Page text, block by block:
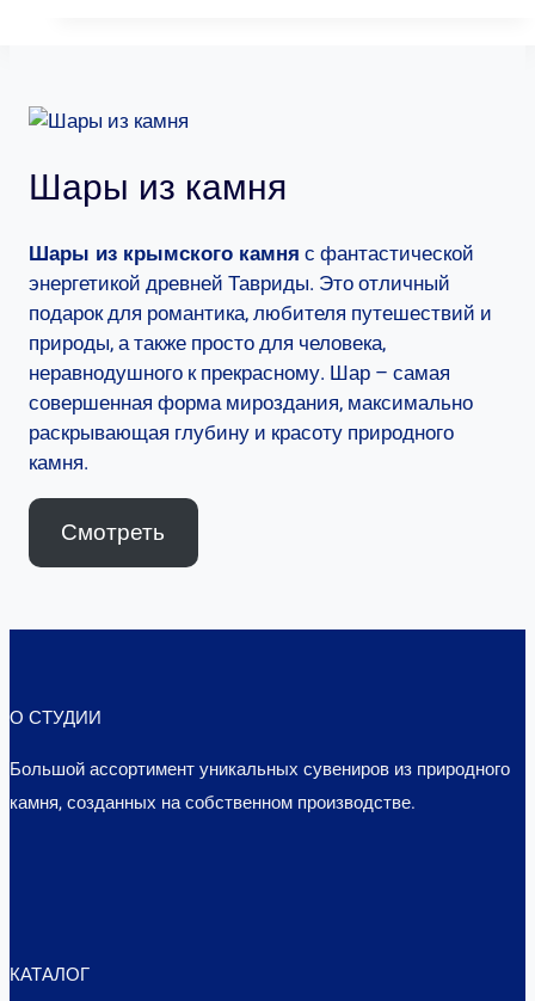
Шары из камня
Шары из крымского камня с фантастической
энергетикой древней Тавриды. Это отличный
подарок для романтика, любителя путешествий и
природы, а также просто для человека,
неравнодушного к прекрасному. Шар – самая
совершенная форма мироздания, максимально
раскрывающая глубину и красоту природного
камня.
Смотреть
О СТУДИИ
Большой ассортимент уникальных сувениров из природного
камня, созданных на собственном производстве.
КАТАЛОГ